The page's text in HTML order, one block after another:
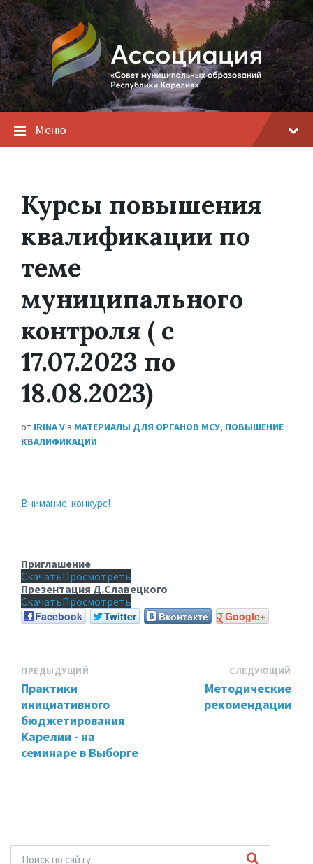
Меню
Курсы повышения
квалификации по
теме
муниципального
контроля ( с
17.07.2023 по
18.08.2023)
от IRINA Vв МАТЕРИАЛЫ ДЛЯ ОРГАНОВ МСУ, ПОВЫШЕНИЕ
КВАЛИФИКАЦИИ
Внимание: конкурс!
Приглашение
СкачатьПросмотреть
Презентация Д.Славецкого
СкачатьПросмотреть
Facebook
Twitter Вконтакте Google+
ПРЕДЫДУЩИЙ
Практики
инициативного
бюджетирования
Карелии - на
семинаре в Выборге
СЛЕДУЮЩИЙ
Методические
рекомендации